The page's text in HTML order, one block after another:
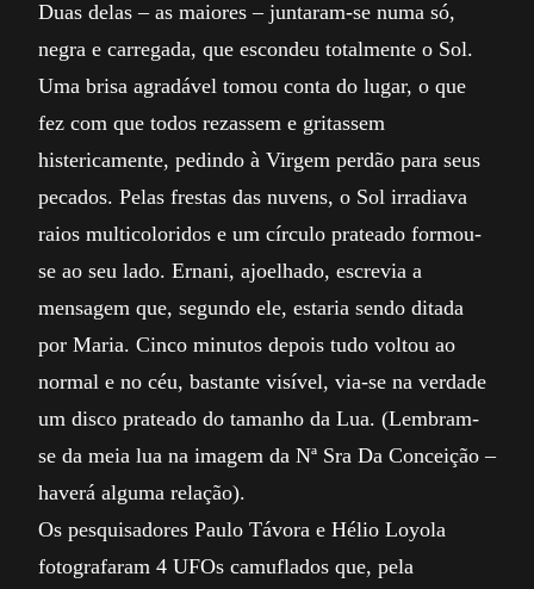
Duas delas – as maiores – juntaram-se numa só,
negra e carregada, que escondeu totalmente o Sol.
Uma brisa agradável tomou conta do lugar, o que
fez com que todos rezassem e gritassem
histericamente, pedindo à Virgem perdão para seus
pecados. Pelas frestas das nuvens, o Sol irradiava
raios multicoloridos e um círculo prateado formou-
se ao seu lado. Ernani, ajoelhado, escrevia a
mensagem que, segundo ele, estaria sendo ditada
por Maria. Cinco minutos depois tudo voltou ao
normal e no céu, bastante visível, via-se na verdade
um disco prateado do tamanho da Lua. (Lembram-
se da meia lua na imagem da Nª Sra Da Conceição –
haverá alguma relação).
Os pesquisadores Paulo Távora e Hélio Loyola
fotografaram 4 UFOs camuflados que, pela